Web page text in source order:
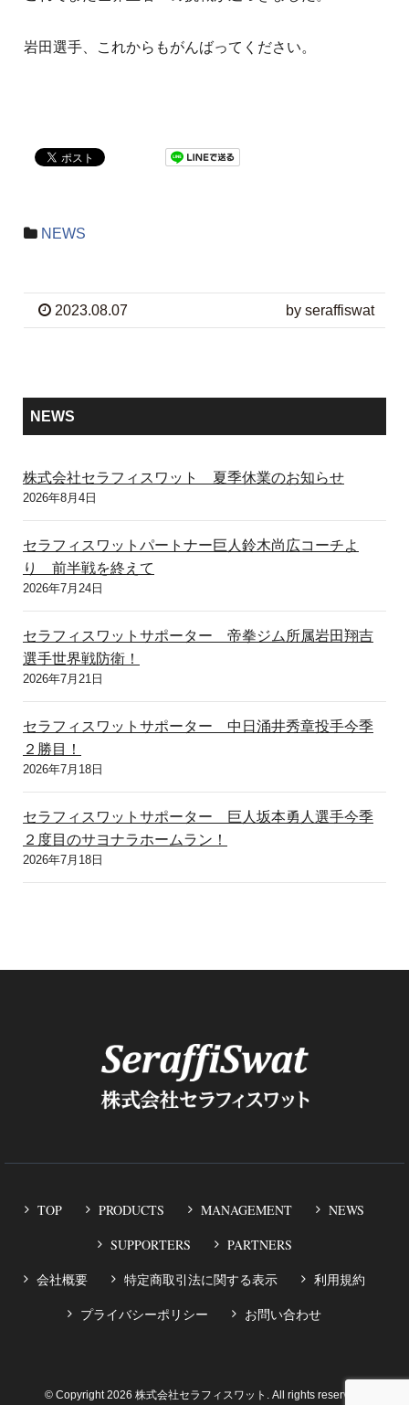
岩田選手、これからもがんばってください。
NEWS
2023.08.07 by seraffiswat
NEWS
株式会社セラフィスワット 夏季休業のお知らせ
2026年8月4日
セラフィスワットパートナー巨人鈴木尚広コーチよ
り 前半戦を終えて
2026年7月24日
セラフィスワットサポーター 帝拳ジム所属岩田翔吉
選手世界戦防衛！
2026年7月21日
セラフィスワットサポーター 中日涌井秀章投手今季
２勝目！
2026年7月18日
セラフィスワットサポーター 巨人坂本勇人選手今季
２度目のサヨナラホームラン！
2026年7月18日
TOP PRODUCTS MANAGEMENT
NEWS
SUPPORTERS
PARTNERS
会社概要 特定商取引法に関する表示 利用規約
プライバシーポリシー お問い合わせ
© Copyright 2026 株式会社セラフィスワット. All rights reserved.